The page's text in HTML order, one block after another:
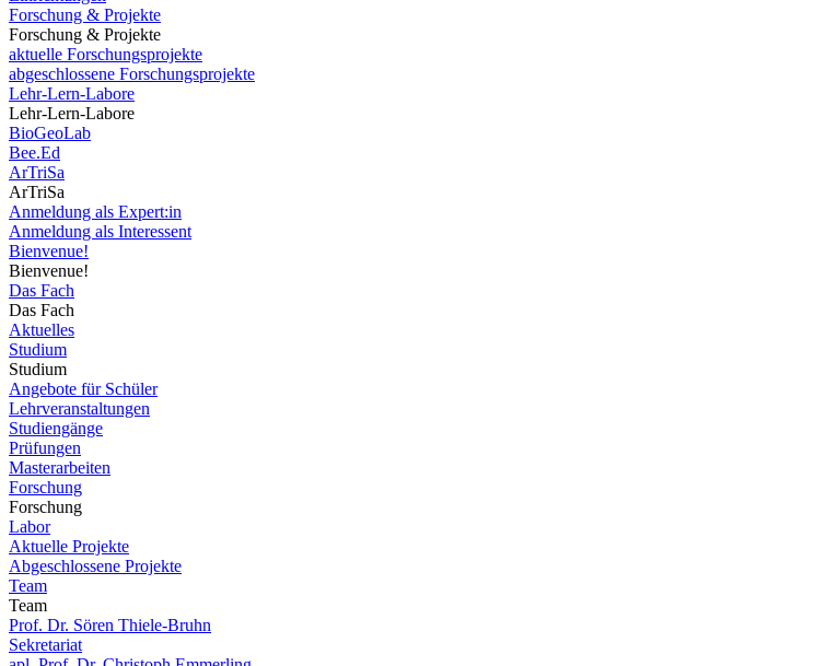
Forschung & Projekte
Forschung & Projekte
aktuelle Forschungsprojekte
abgeschlossene Forschungsprojekte
Lehr-Lern-Labore
Lehr-Lern-Labore
BioGeoLab
Bee.Ed
ArTriSa
ArTriSa
Anmeldung als Expert:in
Anmeldung als Interessent
Bienvenue!
Bienvenue!
Das Fach
Das Fach
Aktuelles
Studium
Studium
Angebote für Schüler
Lehrveranstaltungen
Studiengänge
Prüfungen
Masterarbeiten
Forschung
Forschung
Labor
Aktuelle Projekte
Abgeschlossene Projekte
Team
Team
Prof. Dr. Sören Thiele-Bruhn
Sekretariat